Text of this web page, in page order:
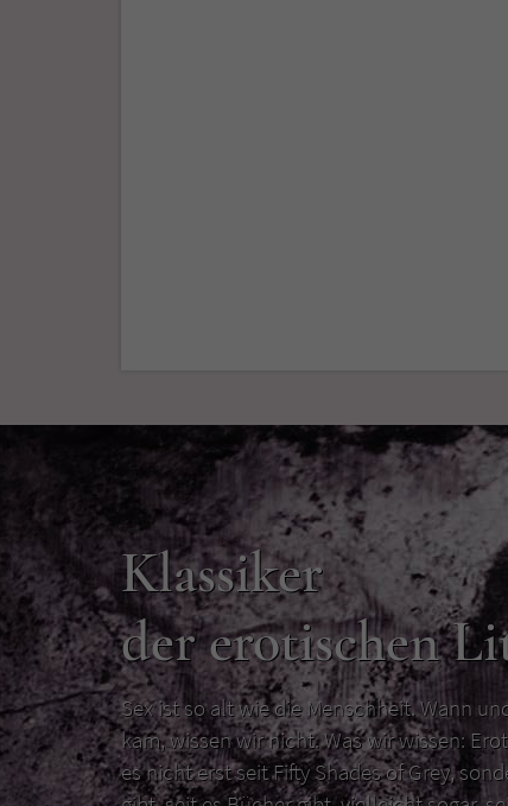
Klassiker
der erotischen
Sex ist so alt wie die Menschheit. Wann
kam, wissen wir nicht. Was wir wissen:
es nicht erst seit Fifty Shades of Grey,